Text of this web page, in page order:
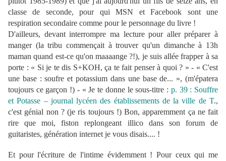
classe de seconde, pour qui MSN et Facebook sont une
respiration secondaire comme pour le personnage du livre !
D'ailleurs, devant interrompre ma lecture pour aller préparer à
manger (la tribu commençait à trouver qu'un dimanche à 13h
maman quand est-ce qu'on maaaange ?!), je suis allée frapper à sa
porte : « Si je te dis S+KOH, ça te fait penser à quoi ? » - « C'est
une base : soufre et potassium dans une base de... », (m'épatera
toujours ce garçon !) - « Je te donne le sous-titre : p. 39 : Souffre
et Potasse – journal lycéen des établissements de la ville de T.,
c'est génial non ? (je ris toujours !) Bon, apparemment ça ne fait
rire que moi, fiston replongeant illico dans son forum de
guitaristes, génération internet je vous disais.... !
Et pour l'écriture de l'intime évidemment ! Pour ceux qui me